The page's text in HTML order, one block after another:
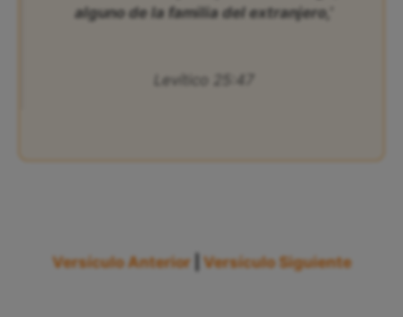
alguno de la familia del extranjero,’
Levítico 25:47
Versículo Anterior Versículo Siguiente